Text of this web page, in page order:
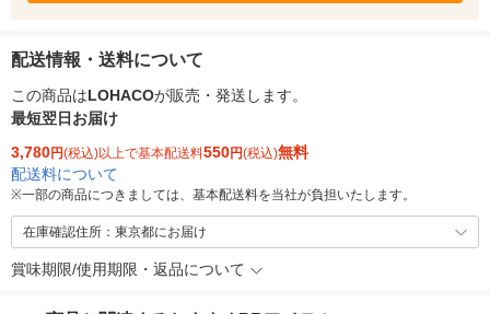
配送情報・送料について
この商品はLOHACOが販売・発送します。
最短翌日お届け
3,780円(税込)以上で基本配送料550円(税込)無料
配送料について
※一部の商品につきましては、基本配送料を当社が負担いたします。
在庫確認住所：東京都にお届け
賞味期限/使用期限・返品について